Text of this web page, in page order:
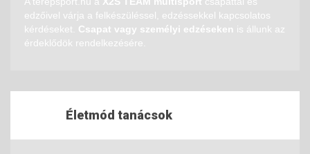
edzőivel várja a felkészüléssel, edzéssekkel kapcsolatos
kérdéseket. Csapat vagy személyi edzéseken is állunk az
érdeklődök rendelkezésére.
Életmód tanácsok